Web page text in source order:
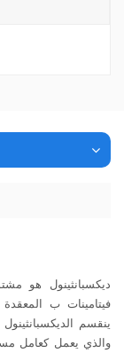
ديكسبانثينول هو
فيتامينات ب
ينقسم